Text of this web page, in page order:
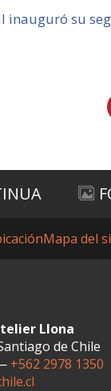
inauguró su
Mapa del
Llona
de Chile
+562 2978 1350